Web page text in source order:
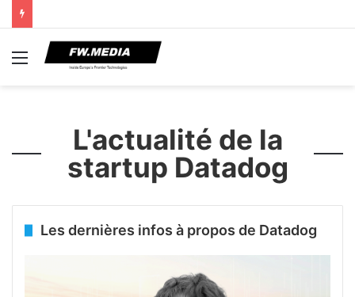
Menu
L'actualité de la
startup Datadog
Les dernières infos à propos de Datadog